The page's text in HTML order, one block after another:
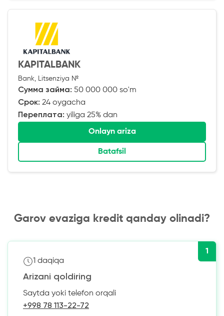
KAPITALBANK
Bank, Litsenziya №
Сумма займа: 50 000 000 so'm
Срок: 24 oygacha
Переплата: yiliga 25% dan
Onlayn ariza
Batafsil
Garov evaziga kredit qanday olinadi?
1
1 daqiqa
Arizani qoldiring
Saytda yoki telefon orqali
+998 78 113-22-72